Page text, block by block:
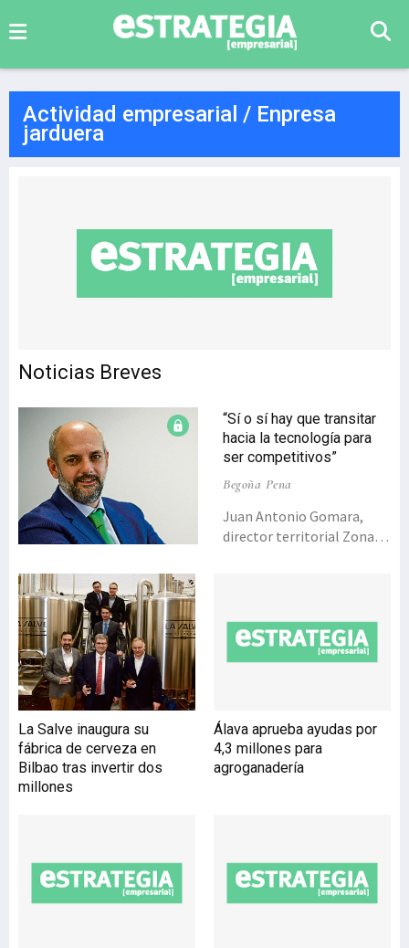
Actividad empresarial / Enpresa
jarduera
Noticias Breves
“Sí o sí hay que transitar
hacia la tecnología para
ser competitivos”
Begoña Pena
Juan Antonio Gomara,
director territorial Zona
salido de la crisis gracias a
la tecnología, pero sí es
cierto que la tecnología y
eficiencias, reducir costes y
abrir nuevos canales y
mercados.Vodafone ha
Harvard Business Review,
el ‘Observatorio sobre el
estado de la digitalización
La Salve inaugura su
fábrica de cerveza en
Bilbao tras invertir dos
millones
Álava aprueba ayudas por
4,3 millones para
agroganadería